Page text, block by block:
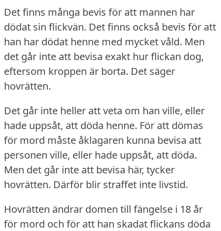
Det finns många bevis för att mannen har
dödat sin flickvän. Det finns också bevis för att
han har dödat henne med mycket våld. Men
det går inte att bevisa exakt hur flickan dog,
eftersom kroppen är borta. Det säger
hovrätten.
Det går inte heller att veta om han ville, eller
hade uppsåt, att döda henne. För att dömas
för mord måste åklagaren kunna bevisa att
personen ville, eller hade uppsåt, att döda.
Men det går inte att bevisa här, tycker
hovrätten. Därför blir straffet inte livstid.
Hovrätten ändrar domen till fängelse i 18 år
för mord och för att han skadat flickans döda